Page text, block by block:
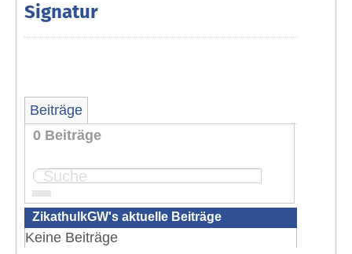
Signatur
Beiträge
0 Beiträge
Seite:
ZikathulkGW's aktuelle Beiträge
Keine Beiträge